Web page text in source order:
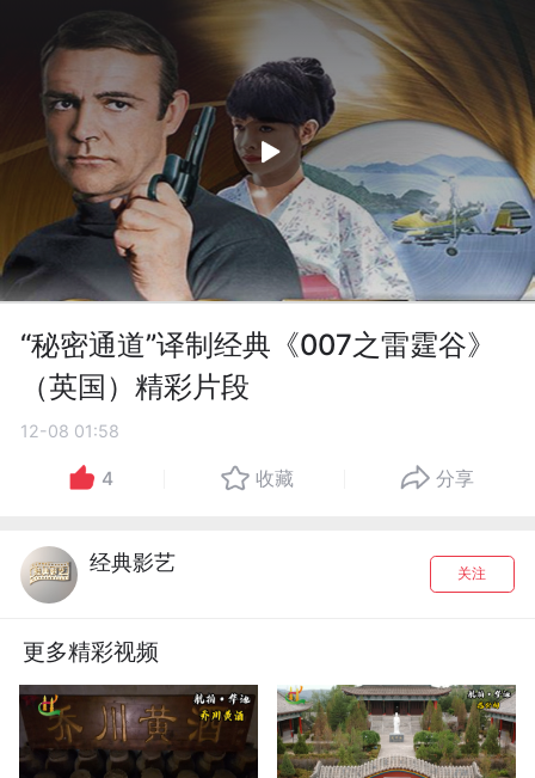
“秘密通道”译制经典《007之雷霆谷》
（英国）精彩片段
12-08 01:58
4 收藏 分享
经典影艺 关注
更多精彩视频